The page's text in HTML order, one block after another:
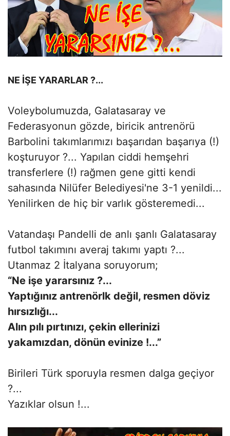
NE İŞE YARARLAR ?...
Voleybolumuzda, Galatasaray ve
Federasyonun gözde, biricik antrenörü
Barbolini takımlarımızı başarıdan başarıya (!)
koşturuyor ?... Yapılan ciddi hemşehri
transferlere (!) rağmen gene gitti kendi
sahasında Nilüfer Belediyesi'ne 3-1 yenildi...
Yenilirken de hiç bir varlık gösteremedi...
Vatandaşı Pandelli de anlı şanlı Galatasaray
futbol takımını averaj takımı yaptı ?...
Utanmaz 2 İtalyana soruyorum;
“Ne işe yararsınız ?...
Yaptığınız antrenörlk değil, resmen döviz
hırsızlığı...
Alın pılı pırtınızı, çekin ellerinizi
yakamızdan, dönün evinize !...”
Birileri Türk sporuyla resmen dalga geçiyor
?...
Yazıklar olsun !...